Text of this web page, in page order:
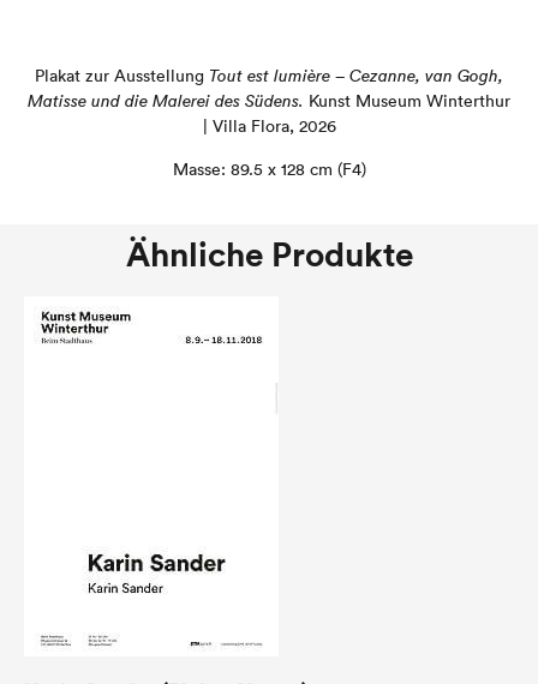
Plakat zur Ausstellung Tout est lumière – Cezanne, van Gogh,
Matisse und die Malerei des Südens. Kunst Museum Winterthur
| Villa Flora, 2026
Masse: 89.5 x 128 cm (F4)
Ähnliche Produkte